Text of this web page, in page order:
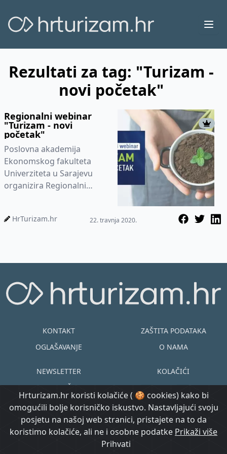
Rezultati za tag: "Turizam -
novi početak"
Regionalni webinar
"Turizam - novi
početak"
Poslovna akademija
Ekonomskog fakulteta
Univerziteta u Sarajevu
organizira Regionalni
HrTurizam.hr 22. travnja 2020.
Hrturizam.hr koristi kolačiće ( 🍪 cookies) kako bi
omogućili bolje korisničko iskustvo. Nastavljajući svoju
posjetu na našoj web stranici, pristajete na to da
koristimo kolačiće, ali ne i osobne podatke Prikaži više
Prihvati
KONTAKT
OGLAŠAVANJE
ZAŠTITA PODATAKA
O NAMA
NEWSLETTER
UVJETI KORIŠTENJA
KOLAČIĆI
EN HR
© Copyright
2015.-2026.
@ Created by
Morgan Code
Prijavi se